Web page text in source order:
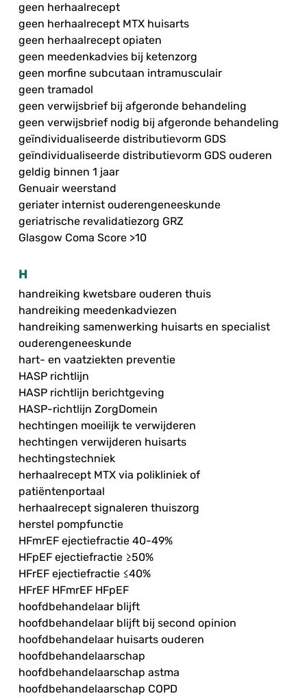
geen herhaalrecept
geen herhaalrecept MTX huisarts
geen herhaalrecept opiaten
geen meedenkadvies bij ketenzorg
geen morfine subcutaan intramusculair
geen tramadol
geen verwijsbrief bij afgeronde behandeling
geen verwijsbrief nodig bij afgeronde behandeling
geïndividualiseerde distributievorm GDS
geïndividualiseerde distributievorm GDS ouderen
geldig binnen 1 jaar
Genuair weerstand
geriater internist ouderengeneeskunde
geriatrische revalidatiezorg GRZ
Glasgow Coma Score >10
H
handreiking kwetsbare ouderen thuis
handreiking meedenkadviezen
handreiking samenwerking huisarts en specialist
ouderengeneeskunde
hart- en vaatziekten preventie
HASP richtlijn
HASP richtlijn berichtgeving
HASP-richtlijn ZorgDomein
hechtingen moeilijk te verwijderen
hechtingen verwijderen huisarts
hechtingstechniek
herhaalrecept MTX via polikliniek of
patiëntenportaal
herhaalrecept signaleren thuiszorg
herstel pompfunctie
HFmrEF ejectiefractie 40-49%
HFpEF ejectiefractie ≥50%
HFrEF ejectiefractie ≤40%
HFrEF HFmrEF HFpEF
hoofdbehandelaar blijft
hoofdbehandelaar blijft bij second opinion
hoofdbehandelaar huisarts ouderen
hoofdbehandelaarschap
hoofdbehandelaarschap astma
hoofdbehandelaarschap COPD